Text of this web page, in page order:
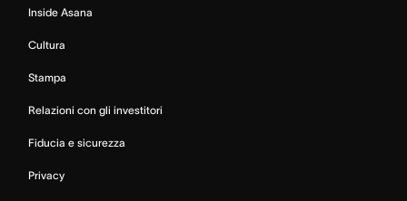
Inside Asana
Cultura
Stampa
Relazioni con gli investitori
Fiducia e sicurezza
Privacy